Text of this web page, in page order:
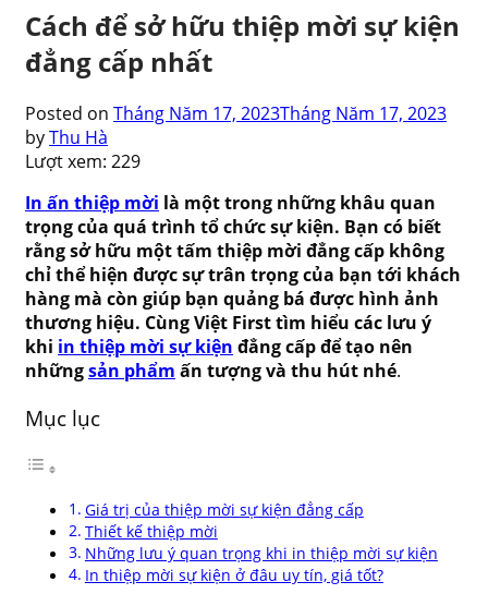
Cách để sở hữu thiệp mời sự kiện
đẳng cấp nhất
Posted on Tháng Năm 17, 2023Tháng Năm 17, 2023
byThu Hà
Lượt xem: 229
In ấn thiệp mời là một trong những khâu quan
trọng của quá trình tổ chức sự kiện. Bạn có biết
rằng sở hữu một tấm thiệp mời đẳng cấp không
chỉ thể hiện được sự trân trọng của bạn tới khách
hàng mà còn giúp bạn quảng bá được hình ảnh
thương hiệu. Cùng Việt First tìm hiểu các lưu ý
khi in thiệp mời sự kiện đẳng cấp để tạo nên
nhữngsản phẩm ấn tượng và thu hút nhé.
Mục lục
Giá trị của thiệp mời sự kiện đẳng cấp
Thiết kế thiệp mời
Những lưu ý quan trọng khi in thiệp mời sự kiện
In thiệp mời sự kiện ở đâu uy tín, giá tốt?